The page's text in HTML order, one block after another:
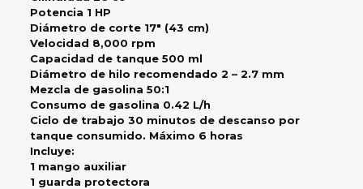
Potencia 1 HP
Diámetro de corte 17″ (43 cm)
Velocidad 8,000 rpm
Capacidad de tanque 500 ml
Diámetro de hilo recomendado 2 – 2.7 mm
Mezcla de gasolina 50:1
Consumo de gasolina 0.42 L/h
Ciclo de trabajo 30 minutos de descanso por
tanque consumido. Máximo 6 horas
Incluye:
1 mango auxiliar
1 guarda protectora